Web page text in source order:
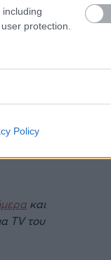
protection.
Policy
το
σε αυτό
να
και
TV του